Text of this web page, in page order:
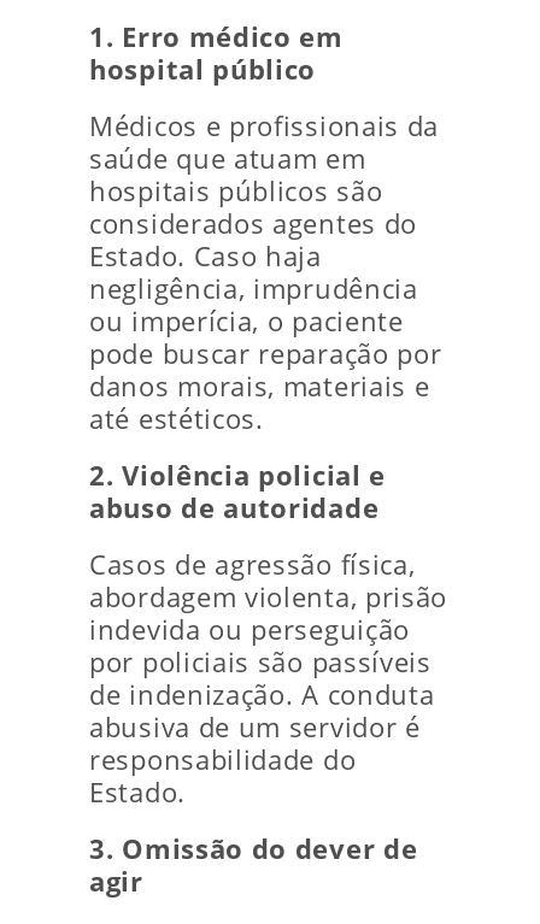
1. Erro médico em
hospital público
Médicos e profissionais da
saúde que atuam em
hospitais públicos são
considerados agentes do
Estado. Caso haja
negligência, imprudência
ou imperícia, o paciente
pode buscar reparação por
danos morais, materiais e
até estéticos.
2. Violência policial e
abuso de autoridade
Casos de agressão física,
abordagem violenta, prisão
indevida ou perseguição
por policiais são passíveis
de indenização. A conduta
abusiva de um servidor é
responsabilidade do
Estado.
3. Omissão do dever de
agir